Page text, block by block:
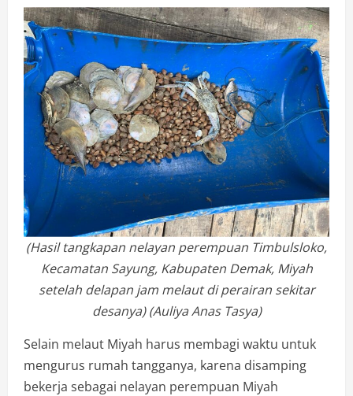
(Hasil tangkapan nelayan perempuan Timbulsloko,
Kecamatan Sayung, Kabupaten Demak, Miyah
setelah delapan jam melaut di perairan sekitar
desanya) (Auliya Anas Tasya)
Selain melaut Miyah harus membagi waktu untuk
mengurus rumah tangganya, karena disamping
bekerja sebagai nelayan perempuan Miyah